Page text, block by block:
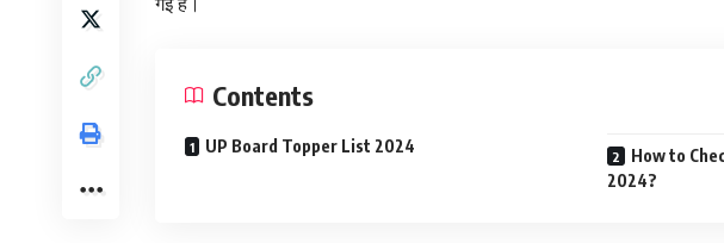
Contents
UP Board Topper List 2024
How to
2024?